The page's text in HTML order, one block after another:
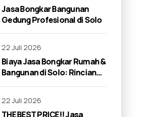
Jasa Bongkar Bangunan
Gedung Profesional di Solo
22 Juli 2026
Biaya Jasa Bongkar Rumah &
Bangunan di Solo: Rincian
22 Juli 2026
THE BEST PRICE!! Jasa